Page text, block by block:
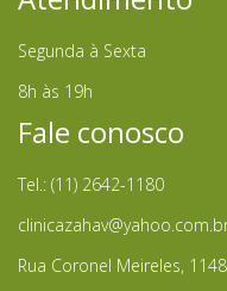
Segunda à Sexta
8h às 19h
Fale conosco
Tel.: (11) 2642-1180
Rua Coronel Meireles,